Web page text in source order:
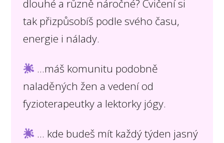
dlouhé a různě náročné? Cvičení si
tak přizpůsobíš podle svého času,
energie i nálady.
...máš komunitu podobně
naladěných žen a vedení od
fyzioterapeutky a lektorky jógy.
... kde budeš mít každý týden jasný